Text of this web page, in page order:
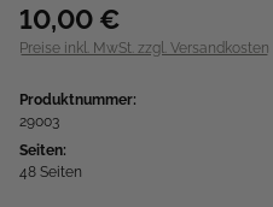
10,00 €
Preise inkl. MwSt. zzgl. Versandkosten
Produktnummer:
29003
Seiten:
48 Seiten